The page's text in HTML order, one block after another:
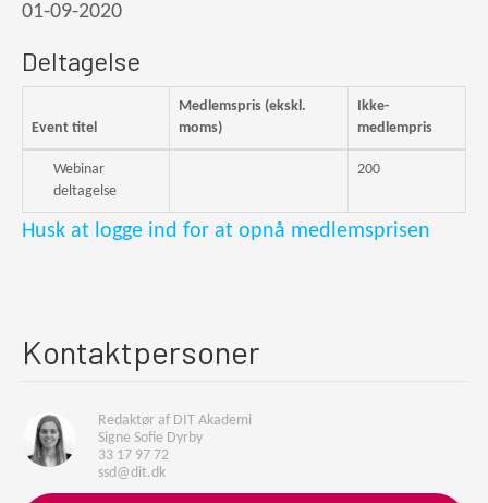
01-09-2020
Deltagelse
Event titel
Medlemspris (ekskl.
moms)
Ikke-
medlempris
Webinar
deltagelse
200
Husk at logge ind for at opnå medlemsprisen
Kontaktpersoner
Redaktør af DIT Akademi
Signe Sofie Dyrby
33 17 97 72
ssd@dit.dk